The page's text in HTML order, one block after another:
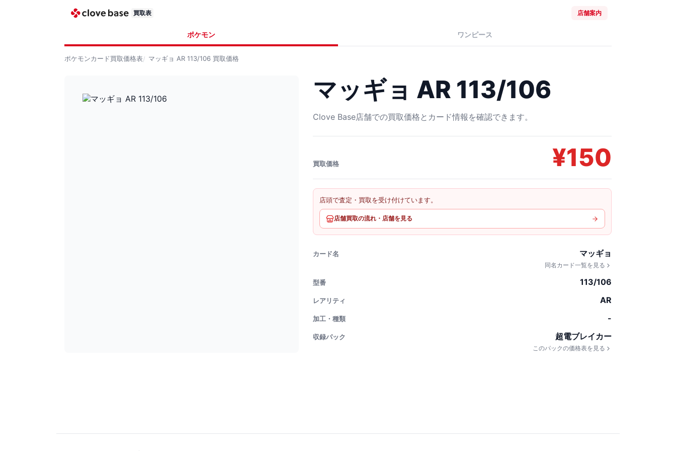
買取表 店舗案内
ポケモン ワンピース
ポケモンカード買取価格表 マッギョ AR 113/106 買取価格
マッギョ AR 113/106
Clove Base店舗での買取価格とカード情報を確認できます。
買取価格 ¥150
店頭で査定・買取を受け付けています。
店舗買取の流れ・店舗を見る
カード名 マッギョ
同名カード一覧を見る
型番 113/106
レアリティ AR
加工・種類 -
収録パック 超電ブレイカー
このパックの価格表を見る